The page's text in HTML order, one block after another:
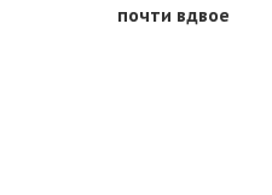
почти вдвое